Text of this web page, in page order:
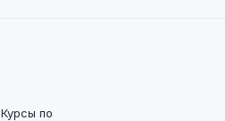
Курсы по